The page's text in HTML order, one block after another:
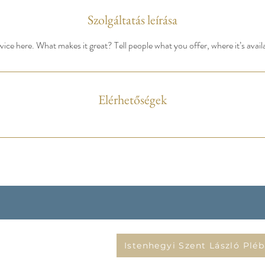
Szolgáltatás leírása
here. What makes it great? Tell people what you offer, where it’s
Elérhetőségek
Istenhegyi Szent László